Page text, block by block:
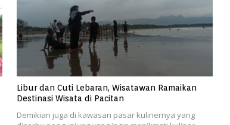
Libur dan Cuti Lebaran, Wisatawan Ramaikan
Destinasi Wisata di Pacitan
Demikian juga di kawasan pasar kulinernya yang